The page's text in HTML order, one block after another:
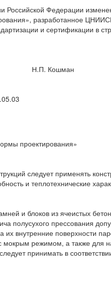
Российской Федерации
разработанное
и сертификации в
проектирования»
следует применять
и теплотехнические
и блоков из ячеистых
полусухого прессования
внутренние поверхности
режимом, а также для
принимать в